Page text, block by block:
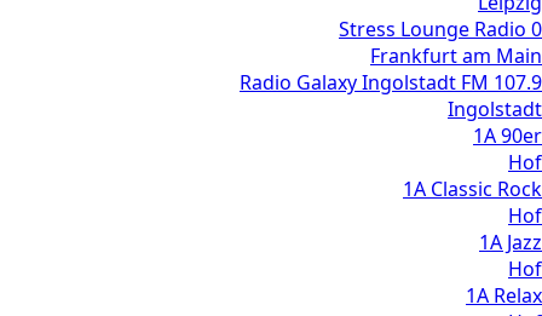
0 Stress Lounge Radio
Frankfurt am Main
107.9 Radio Galaxy Ingolstadt FM
Ingolstadt
1A 90er
Hof
1A Classic Rock
Hof
1A Jazz
Hof
1A Relax